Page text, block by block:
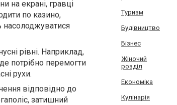
на екрані, гравці
по казино,
насолоджуватися
рівні. Наприклад,
потрібно перемогти
рухи.
відповідно до
затишний
Туризм
Будівництво
Бізнес
Жіночий
розділ
Економіка
Кулінарія